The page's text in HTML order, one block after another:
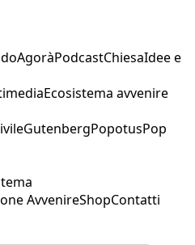
AgoràPodcastChiesaIdee e
Ecosistema avvenire
GutenbergPopotusPop
AvvenireShopContatti